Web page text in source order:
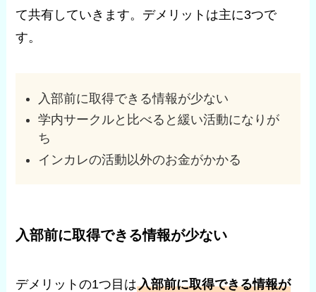
て共有していきます。デメリットは主に3つで
す。
入部前に取得できる情報が少ない
学内サークルと比べると緩い活動になりが
ち
インカレの活動以外のお金がかかる
入部前に取得できる情報が少ない
デメリットの1つ目は入部前に取得できる情報が